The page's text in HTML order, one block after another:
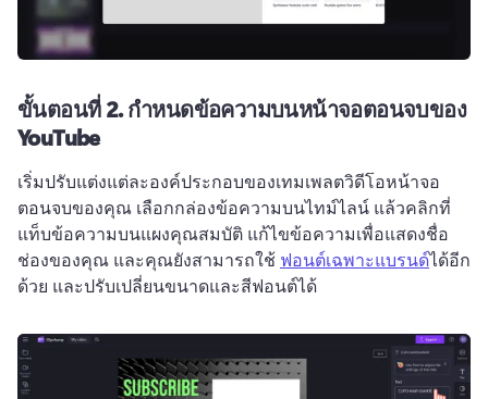
ขั้นตอนที่ 2.กำหนดข้อความบนหน้าจอตอนจบของ
YouTube
เริ่มปรับแต่งแต่ละองค์ประกอบของเทมเพลตวิดีโอหน้าจอ
ตอนจบของคุณ เลือกกล่องข้อความบนไทม์ไลน์ แล้วคลิกที่
แท็บข้อความบนแผงคุณสมบัติ แก้ไขข้อความเพื่อแสดงชื่อ
ช่องของคุณ และคุณยังสามารถใช้ ฟอนต์เฉพาะแบรนด์ได้อีก
ด้วย และปรับเปลี่ยนขนาดและสีฟอนต์ได้